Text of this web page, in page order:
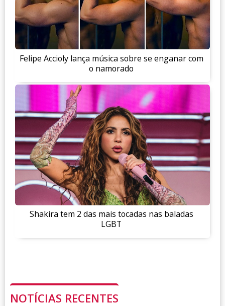
Felipe Accioly lança música sobre se enganar com
o namorado
Shakira tem 2 das mais tocadas nas baladas
LGBT
NOTÍCIAS RECENTES